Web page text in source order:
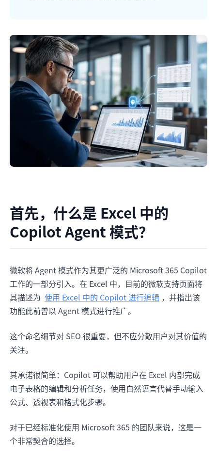
首先，什么是 Excel 中的
Copilot Agent 模式？
微软将 Agent 模式作为其更广泛的 Microsoft 365 Copilot
工作的一部分引入。在 Excel 中，目前的微软支持页面将
其描述为 使用 Excel 中的 Copilot 进行编辑 ，并指出该
功能此前曾以 Agent 模式进行推广。
这个命名细节对 SEO 很重要，但不应分散用户对其价值的
关注。
其承诺很简单：Copilot 可以帮助用户在 Excel 内部完成
电子表格的编辑和分析任务，使用自然语言代替手动输入
公式、透视表和格式化步骤。
对于已经标准化使用 Microsoft 365 的团队来说，这是一
个非常契合的选择。